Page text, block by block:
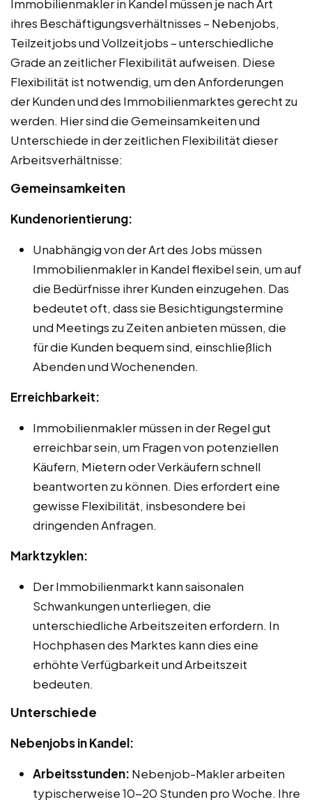
Immobilienmakler in Kandel müssen je nach Art
ihres Beschäftigungsverhältnisses – Nebenjobs,
Teilzeitjobs und Vollzeitjobs – unterschiedliche
Grade an zeitlicher Flexibilität aufweisen. Diese
Flexibilität ist notwendig, um den Anforderungen
der Kunden und des Immobilienmarktes gerecht zu
werden. Hier sind die Gemeinsamkeiten und
Unterschiede in der zeitlichen Flexibilität dieser
Arbeitsverhältnisse:
Gemeinsamkeiten
Kundenorientierung:
Unabhängig von der Art des Jobs müssen
Immobilienmakler in Kandel flexibel sein, um auf
die Bedürfnisse ihrer Kunden einzugehen. Das
bedeutet oft, dass sie Besichtigungstermine
und Meetings zu Zeiten anbieten müssen, die
für die Kunden bequem sind, einschließlich
Abenden und Wochenenden.
Erreichbarkeit:
Immobilienmakler müssen in der Regel gut
erreichbar sein, um Fragen von potenziellen
Käufern, Mietern oder Verkäufern schnell
beantworten zu können. Dies erfordert eine
gewisse Flexibilität, insbesondere bei
dringenden Anfragen.
Marktzyklen:
Der Immobilienmarkt kann saisonalen
Schwankungen unterliegen, die
unterschiedliche Arbeitszeiten erfordern. In
Hochphasen des Marktes kann dies eine
erhöhte Verfügbarkeit und Arbeitszeit
bedeuten.
Unterschiede
Nebenjobs in Kandel:
Arbeitsstunden: Nebenjob-Makler arbeiten
typischerweise 10-20 Stunden pro Woche. Ihre